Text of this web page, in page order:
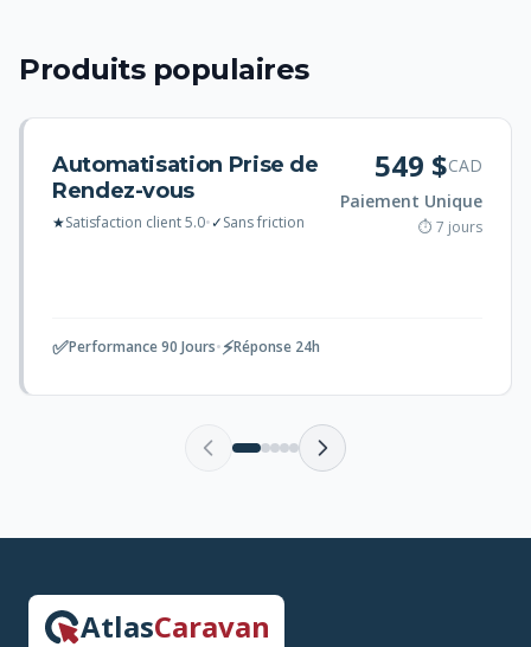
Produits populaires
Automatisation Prise de
Rendez-vous
★Satisfaction client 5.0•✓Sans friction
549 $CAD
Paiement Unique
⏱ 7 jours
✅Performance 90 Jours•⚡Réponse 24h
AtlasCaravan